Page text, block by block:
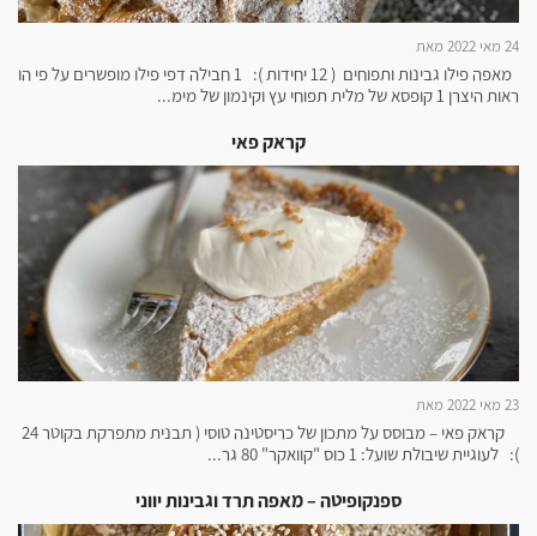
24 מאי 2022 מאת
מאפה פילו גבינות ותפוחים ( 12 יחידות ): 1 חבילה דפי פילו מופשרים על פי הו
ראות היצרן 1 קופסא של מלית תפוחי עץ וקינמון של מימ...
קראק פאי
23 מאי 2022 מאת
קראק פאי – מבוסס על מתכון של כריסטינה טוסי ( תבנית מתפרקת בקוטר 24
): לעוגיית שיבולת שועל: 1 כוס "קוואקר" 80 גר...
ספנקופיטה – מאפה תרד וגבינות יווני